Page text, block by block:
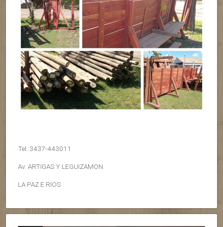
Tel.:3437-443011
Av. ARTIGAS Y LEGUIZAMON
LA PAZ E.RIOS